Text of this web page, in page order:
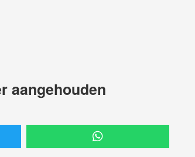
aangehouden